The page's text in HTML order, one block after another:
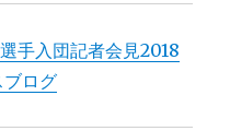
手入団記者会見2018
ログ